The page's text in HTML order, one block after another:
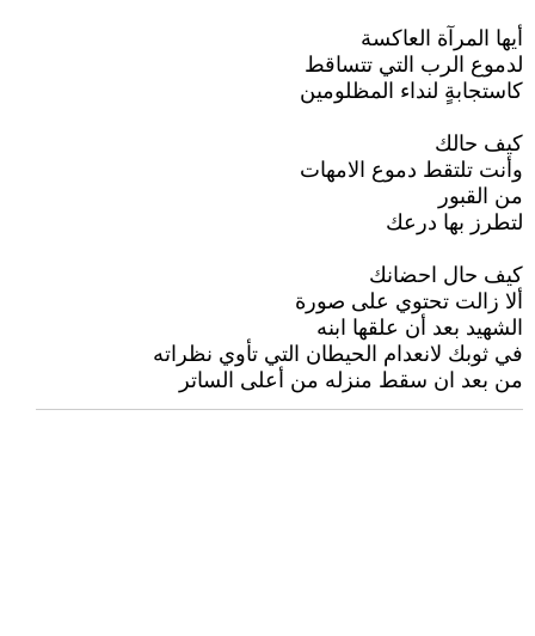
أيها المرآة العاكسة
لدموع الرب التي تتساقط
كاستجابةٍ لنداء المظلومين
كيف حالك
وأنت تلتقط دموع الامهات
من القبور
لتطرز بها درعك
كيف حال احضانك
ألا زالت تحتوي على صورة
الشهيد بعد أن علقها ابنه
في ثوبك لانعدام الحيطان التي تأوي نظراته
من بعد ان سقط منزله من أعلى الساتر